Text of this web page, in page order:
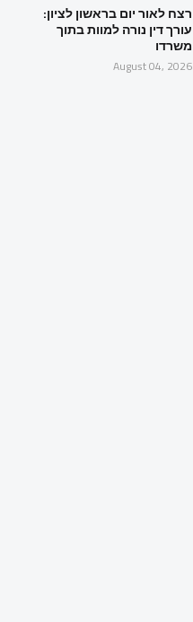
רצח לאור יום בראשון לציון:
עורך דין נורה למוות בתוך
משרדו
August 04, 2026